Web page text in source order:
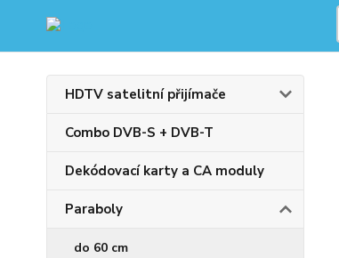
HDTV satelitní přijímače
Combo DVB-S + DVB-T
Dekódovací karty a CA moduly
Paraboly
do 60 cm